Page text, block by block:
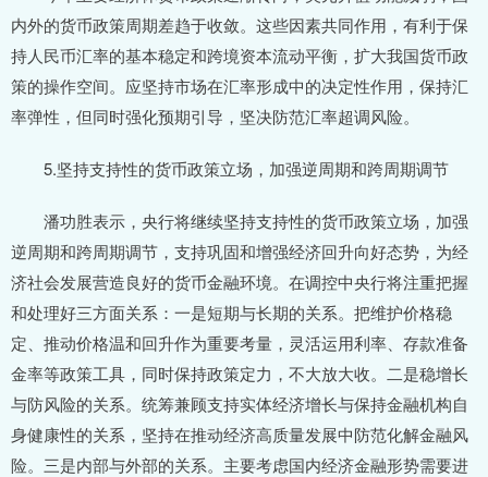
内外的货币政策周期差趋于收敛。这些因素共同作用，有利于保
持人民币汇率的基本稳定和跨境资本流动平衡，扩大我国货币政
策的操作空间。应坚持市场在汇率形成中的决定性作用，保持汇
率弹性，但同时强化预期引导，坚决防范汇率超调风险。
5.坚持支持性的货币政策立场，加强逆周期和跨周期调节
潘功胜表示，央行将继续坚持支持性的货币政策立场，加强
逆周期和跨周期调节，支持巩固和增强经济回升向好态势，为经
济社会发展营造良好的货币金融环境。在调控中央行将注重把握
和处理好三方面关系：一是短期与长期的关系。把维护价格稳
定、推动价格温和回升作为重要考量，灵活运用利率、存款准备
金率等政策工具，同时保持政策定力，不大放大收。二是稳增长
与防风险的关系。统筹兼顾支持实体经济增长与保持金融机构自
身健康性的关系，坚持在推动经济高质量发展中防范化解金融风
险。三是内部与外部的关系。主要考虑国内经济金融形势需要进